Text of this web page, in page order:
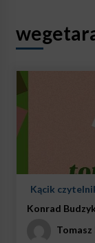
Kącik
Konrad
Tomasz